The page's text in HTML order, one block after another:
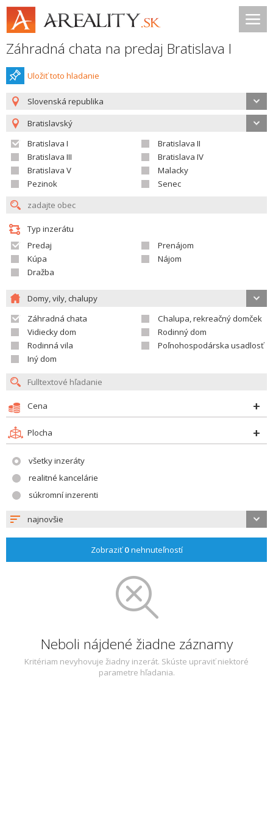
Záhradná chata na predaj Bratislava I
Uložiť toto hladanie
Slovenská republika
Bratislavský
Bratislava I
Bratislava II
Bratislava III
Bratislava IV
Bratislava V
Malacky
Pezinok
Senec
Typ inzerátu
Predaj
Prenájom
Kúpa
Nájom
Dražba
Domy, vily, chalupy
Záhradná chata
Chalupa, rekreačný domček
Vidiecky dom
Rodinný dom
Rodinná vila
Poľnohospodárska usadlosť
Iný dom
Cena
Plocha
všetky inzeráty
realitné kancelárie
súkromní inzerenti
najnovšie
Zobraziť0nehnuteľností
Neboli nájdené žiadne záznamy
Kritériam nevyhovuje žiadny inzerát. Skúste upraviť niektoré
parametre hľadania.